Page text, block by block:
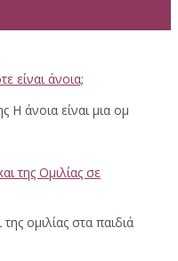
είναι άνοια;
Η άνοια είναι μια ομ
της Ομιλίας σε
ομιλίας στα παιδιά